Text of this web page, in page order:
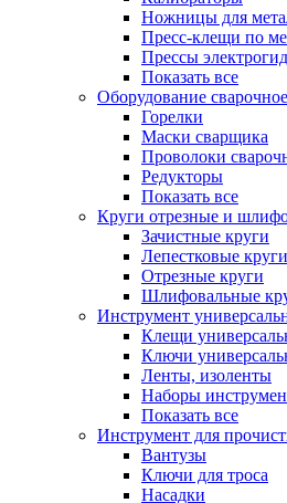
Ножницы для
Пресс-клещи по
Прессы
Показать все
Оборудование
Горелки
Маски сварщика
Проволоки
Редукторы
Показать все
Круги отрезные и
Зачистные круги
Лепестковые круги
Отрезные круги
Шлифовальные
Инструмент
Клещи
Ключи
Ленты, изоленты
Наборы
Показать все
Инструмент для
Вантузы
Ключи для троса
Насадки